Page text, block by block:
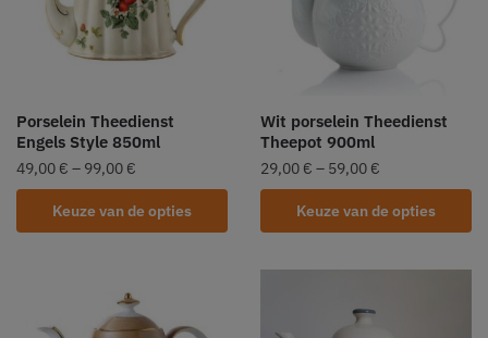
Porselein Theedienst
Engels Style 850ml
49,00 € – 99,00 €
Keuze van de opties
Wit porselein Theedienst
Theepot 900ml
29,00 € – 59,00 €
Keuze van de opties